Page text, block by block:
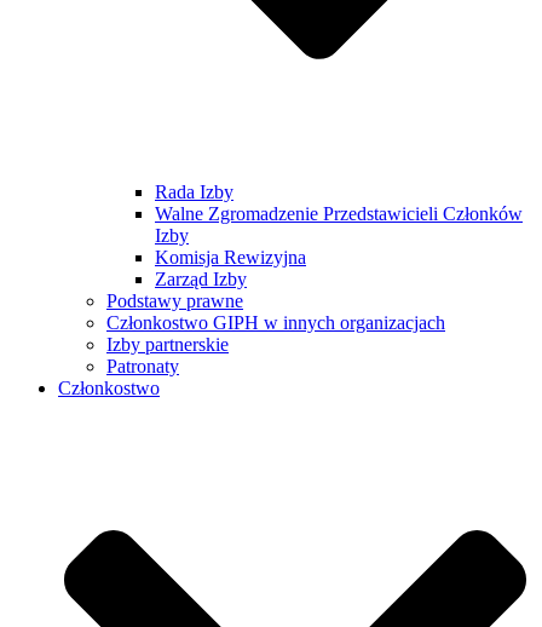
Rada Izby
Walne Zgromadzenie Przedstawicieli Członków
Izby
Komisja Rewizyjna
Zarząd Izby
Podstawy prawne
Członkostwo GIPH w innych organizacjach
Izby partnerskie
Patronaty
Członkostwo